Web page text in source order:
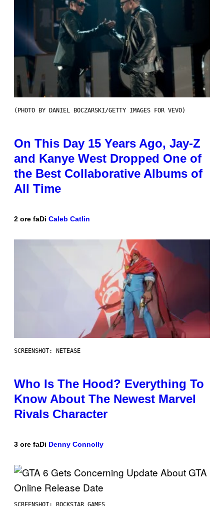
(PHOTO BY DANIEL BOCZARSKI/GETTY IMAGES FOR VEVO)
On This Day 15 Years Ago, Jay-Z
and Kanye West Dropped One of
the Best Collaborative Albums of
All Time
2 ore faDi Caleb Catlin
SCREENSHOT: NETEASE
Who Is The Hood? Everything To
Know About The Newest Marvel
Rivals Character
3 ore faDi Denny Connolly
SCREENSHOT: ROCKSTAR GAMES